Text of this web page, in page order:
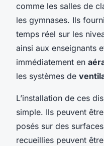
comme les salles de
les gymnases. Ils
temps réel sur les
ainsi aux enseignants
immédiatement en
les systèmes de
L’installation de ces
simple. Ils peuvent
posés sur des
recueillies peuvent